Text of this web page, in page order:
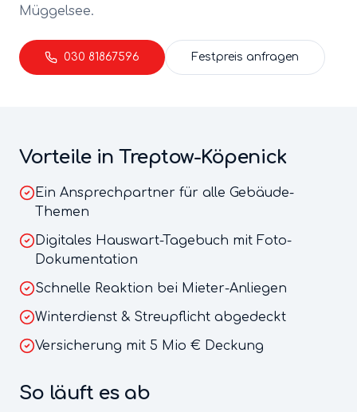
Müggelsee.
030 81867596 Festpreis anfragen
Vorteile inTreptow-Köpenick
Ein Ansprechpartner für alle Gebäude-
Themen
Digitales Hauswart-Tagebuch mit Foto-
Dokumentation
Schnelle Reaktion bei Mieter-Anliegen
Winterdienst & Streupflicht abgedeckt
Versicherung mit 5 Mio € Deckung
So läuft es ab